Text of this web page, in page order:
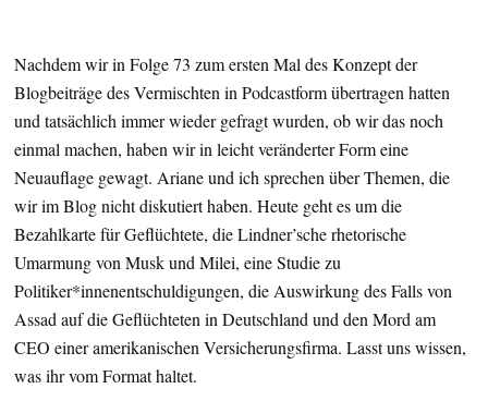
Nachdem wir in Folge 73 zum ersten Mal des Konzept der
Blogbeiträge des Vermischten in Podcastform übertragen hatten
und tatsächlich immer wieder gefragt wurden, ob wir das noch
einmal machen, haben wir in leicht veränderter Form eine
Neuauflage gewagt. Ariane und ich sprechen über Themen, die
wir im Blog nicht diskutiert haben. Heute geht es um die
Bezahlkarte für Geflüchtete, die Lindner’sche rhetorische
Umarmung von Musk und Milei, eine Studie zu
Politiker*innenentschuldigungen, die Auswirkung des Falls von
Assad auf die Geflüchteten in Deutschland und den Mord am
CEO einer amerikanischen Versicherungsfirma. Lasst uns wissen,
was ihr vom Format haltet.